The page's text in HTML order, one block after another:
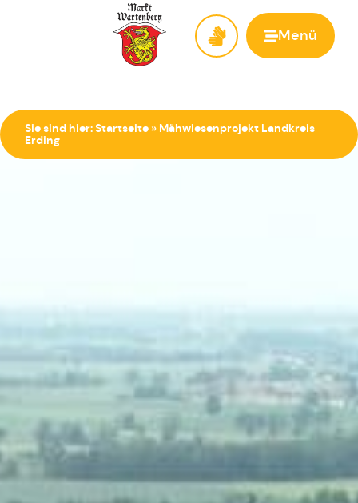
Menü
Sie sind hier:Startseite » Mähwiesenprojekt Landkreis
Erding